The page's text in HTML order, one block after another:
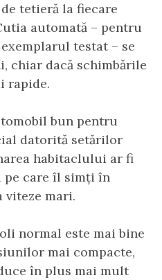
tetieră la fiecare
automată – pentru
testat – se
chiar dacă schimbările
rapide.
bun pentru
datorită setărilor
habitaclului ar fi
pe care îl simți în
viteze mari.
normal este mai bine
mai compacte,
în plus mai mult